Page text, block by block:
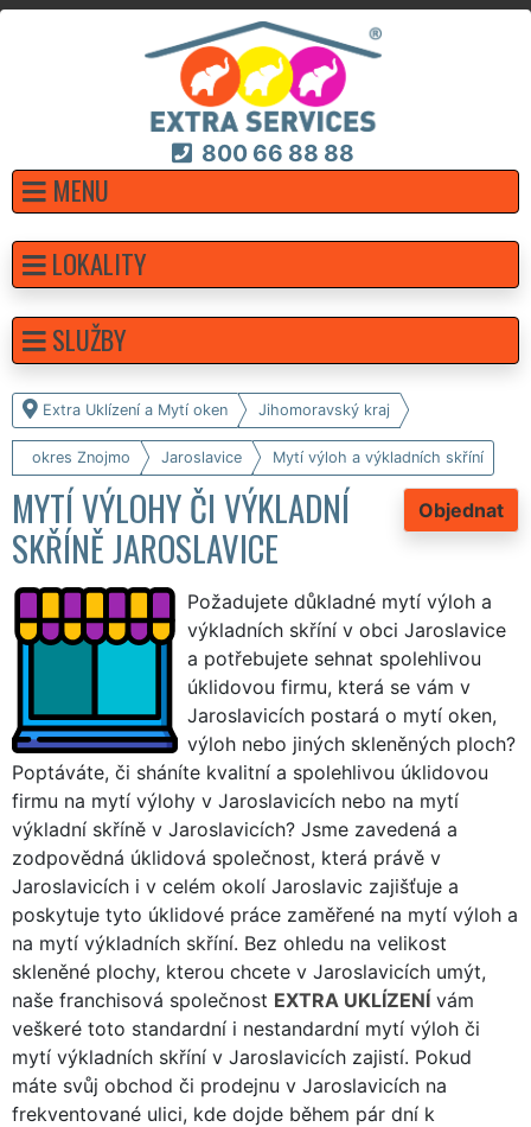
800 66 88 88
MENU
Extra Uklízení a Mytí oken Jihomoravský kraj
okres Znojmo Jaroslavice Mytí výloh a výkladních skříní
Objednat
MYTÍ VÝLOHY ČI VÝKLADNÍ
SKŘÍNĚ JAROSLAVICE
Požadujete důkladné mytí výloh a
výkladních skříní v obci Jaroslavice
a potřebujete sehnat spolehlivou
úklidovou firmu, která se vám v
Jaroslavicích postará o mytí oken,
výloh nebo jiných skleněných ploch?
Poptáváte, či sháníte kvalitní a spolehlivou úklidovou
firmu na mytí výlohy v Jaroslavicích nebo na mytí
výkladní skříně v Jaroslavicích? Jsme zavedená a
zodpovědná úklidová společnost, která právě v
Jaroslavicích i v celém okolí Jaroslavic zajišťuje a
poskytuje tyto úklidové práce zaměřené na mytí výloh a
na mytí výkladních skříní. Bez ohledu na velikost
skleněné plochy, kterou chcete v Jaroslavicích umýt,
naše franchisová společnost EXTRA UKLÍZENÍ vám
veškeré toto standardní i nestandardní mytí výloh či
mytí výkladních skříní v Jaroslavicích zajistí. Pokud
máte svůj obchod či prodejnu v Jaroslavicích na
frekventované ulici, kde dojde během pár dní k
LOKALITY
SLUŽBY